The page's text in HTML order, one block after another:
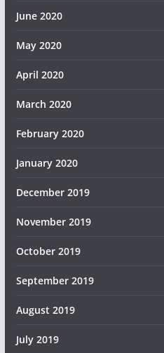
June 2020
May 2020
April 2020
March 2020
February 2020
January 2020
December 2019
November 2019
October 2019
September 2019
August 2019
July 2019